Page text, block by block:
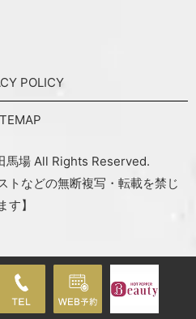
POLICY
場 All Rights Reserved.
トなどの無断複写・転載を禁じ
ます】